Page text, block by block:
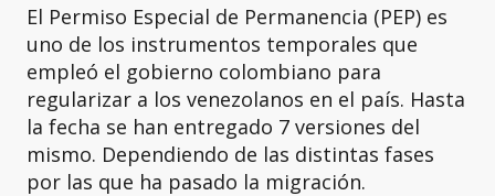
El Permiso Especial de Permanencia (PEP) es
uno de los instrumentos temporales que
empleó el gobierno colombiano para
regularizar a los venezolanos en el país. Hasta
la fecha se han entregado 7 versiones del
mismo. Dependiendo de las distintas fases
por las que ha pasado la migración.